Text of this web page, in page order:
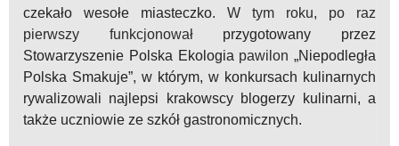
czekało wesołe miasteczko. W tym roku, po raz
pierwszy funkcjonował przygotowany przez
Stowarzyszenie Polska Ekologia pawilon „Niepodległa
Polska Smakuje”, w którym, w konkursach kulinarnych
rywalizowali najlepsi krakowscy blogerzy kulinarni, a
także uczniowie ze szkół gastronomicznych.